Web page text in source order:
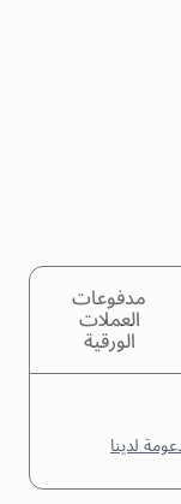
مدفوعات
العملات
الورقية
لدينا